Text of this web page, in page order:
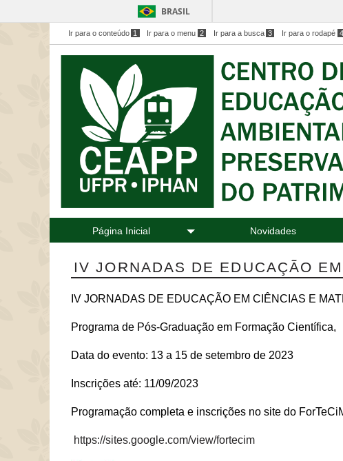
BRASIL
Ir para o conteúdo 1 Ir para o menu 2 Ir para a busca 3 Ir para o rodapé 4
Página Inicial Novidades
IV JORNADAS DE EDUCAÇÃO
IV JORNADAS DE EDUCAÇÃO EM CIÊNCIAS E
Programa de Pós-Graduação em Formação Científica,
Data do evento: 13 a 15 de setembro de 2023
Inscrições até: 11/09/2023
Programação completa e inscrições no site do
https://sites.google.com/view/fortecim